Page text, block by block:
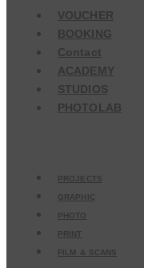
VOUCHER
BOOKING
Contact
ACADEMY
STUDIOS
PHOTOLAB
PROJECTS
GRAPHIC
PHOTO
PRINT
FILM & SCANS